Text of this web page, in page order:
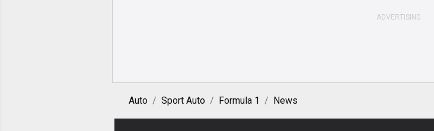
Auto Sport Auto Formula 1 News